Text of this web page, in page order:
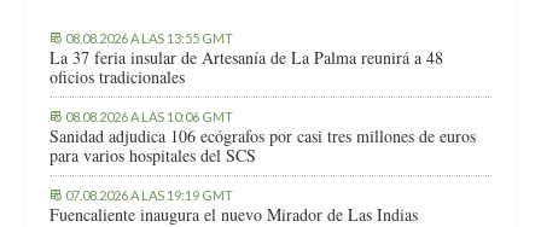
08.08.2026 A LAS 13:55 GMT
La 37 feria insular de Artesanía de La Palma reunirá a 48
oficios tradicionales
08.08.2026 A LAS 10:06 GMT
Sanidad adjudica 106 ecógrafos por casi tres millones de euros
para varios hospitales del SCS
07.08.2026 A LAS 19:19 GMT
Fuencaliente inaugura el nuevo Mirador de Las Indias